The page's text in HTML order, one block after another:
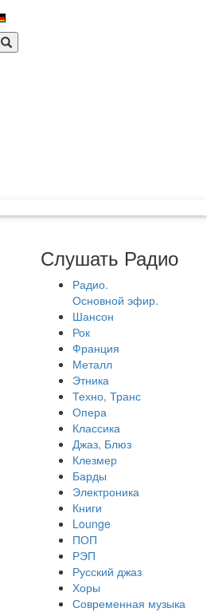
Слушать Радио
Радио.
Основной эфир.
Шансон
Рок
Франция
Металл
Этника
Техно, Транс
Опера
Классика
Джаз, Блюз
Клезмер
Барды
Электроника
Книги
Lounge
ПОП
РЭП
Русский джаз
Хоры
Современная музыка